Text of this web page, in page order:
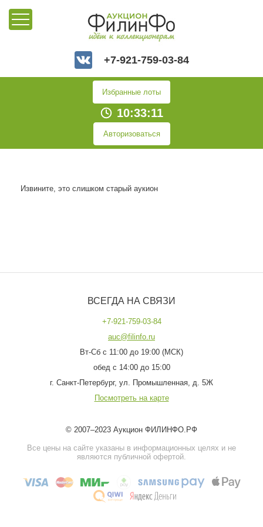
+7-921-759-03-84
Избранные лоты
10:33:11
Авторизоваться
Извините, это слишком старый аукион
ВСЕГДА НА СВЯЗИ
+7-921-759-03-84
auc@filinfo.ru
Вт-Сб с 11:00 до 19:00 (МСК)
обед с 14:00 до 15:00
г. Санкт-Петербург, ул. Промышленная, д. 5Ж
Посмотреть на карте
© 2007–2023 Аукцион ФИЛИНФО.РФ
Все цены на сайте указаны в информационных целях и не
являются публичной офертой.